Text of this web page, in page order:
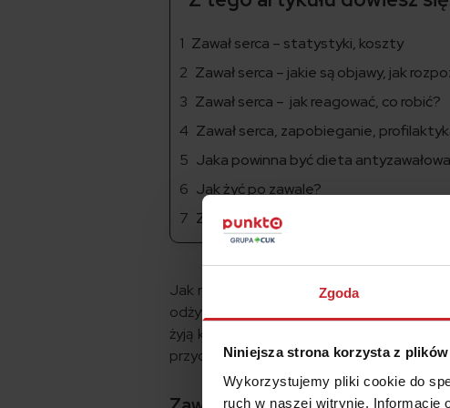
Zgoda
Niniejsza strona korzysta z
Wykorzystujemy pliki cookie do
ruch w naszej witrynie. Informacje
Zawał serca – statystyki, koszty
Zawał serca – jakie są objawy, jak
Zawał serca – jak reagować, co robić?
Zawał serca, zapobieganie,
Jaka powinna być dieta
Jak żyć po zawale?
Zagrożenie zawałem – dostęp do
Jak rozpoznać zawał serca, jakie objawy
odżywiać i co robić aby go uniknąć? W
żyją krócej. Co więcej, najnowsze statystki
przyczyną 70 proc. z nich były choroby